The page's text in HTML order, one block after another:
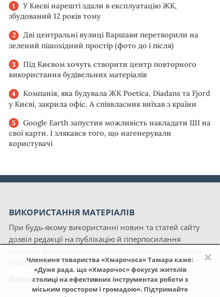
×
Членкиня товариства «Хмарочоса» Тамара каже:
«Дуже рада, що «Хмарочос» фокусує жителів
столиці на ефективних інструментах роботи з
міським простором і громадою». Підтримайте
У Києві нарешті здали в експлуатацію ЖК,
збудований 12 років тому
Дві центральні вулиці Варшави перетворили на
зелений пішохідний простір (фото до і після)
Під Києвом хочуть створити центр повторного
використання будівельних матеріалів
Компанія, яка будувала ЖК Poetica, Diadans та Fjord
у Києві, закрила офіс. А співвласник виїхав з країни
Google Earth запустив можливість накладати ШІ на
свої карти. І злякався того, що нагенерували
користувачі
ВИКОРИСТАННЯ МАТЕРІАЛІВ
При будь-якому використанні новин та статей сайту
дозвіл редакції на публікацію й гіперпосилання
обов'язкові.
Політика конфіденційності сайту «Хмарочос»